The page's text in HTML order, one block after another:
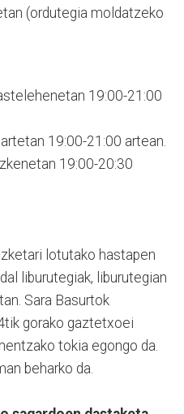
(ordutegia moldatzeko
19:00-21:00
19:00-21:00 artean.
19:00-20:30
lotutako hastapen
liburutegiak, liburutegian
Sara Basurtok
gorako gaztetxoei
tokia egongo da.
beharko da.